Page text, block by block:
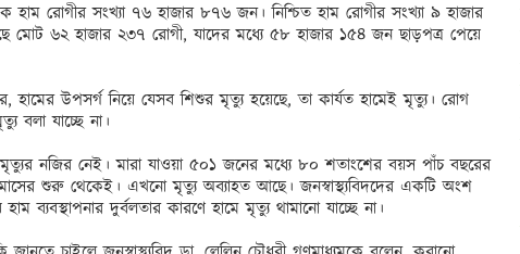
হাম রোগীর সংখ্যা ৭৬ হাজার ৮৭৬ জন। নিশ্চিত হাম রোগীর সংখ্যা ৯ হাজার
মোট ৬২ হাজার ২৩৭ রোগী, যাদের মধ্যে ৫৮ হাজার ১৫৪ জন ছাড়পত্র পেয়ে
হামের উপসর্গ নিয়ে যেসব শিশুর মৃত্যু হয়েছে, তা কার্যত হামেই মৃত্যু। রোগ
বলা যাচ্ছে না।
মৃত্যুর নজির নেই। মারা যাওয়া ৫০১ জনের মধ্যে ৮০ শতাংশের বয়স পাঁচ বছরের
শুরু থেকেই। এখনো মৃত্যু অব্যাহত আছে। জনস্বাস্থ্যবিদদের একটি অংশ
দুর্বলতার কারণে হামে মৃত্যু থামানো যাচ্ছে না।